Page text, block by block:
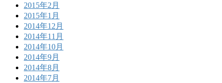
2015年2月
2015年1月
2014年12月
2014年11月
2014年10月
2014年9月
2014年8月
2014年7月